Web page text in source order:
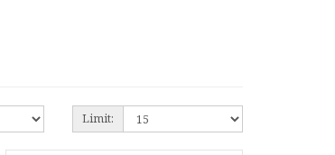
Limit: